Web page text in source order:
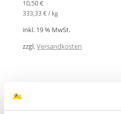
10,50€
333,33 €/ kg
inkl. 19 % MwSt.
zzgl.Versandkosten